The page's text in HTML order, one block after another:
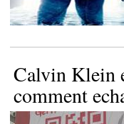
Calvin Klein
comment